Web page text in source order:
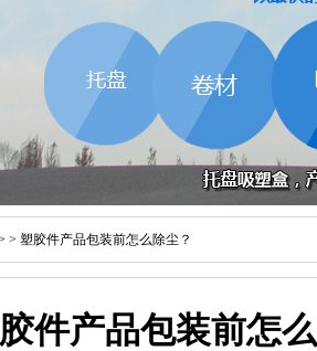
> 塑胶件产品包装前怎么除尘？
件产品包装前怎